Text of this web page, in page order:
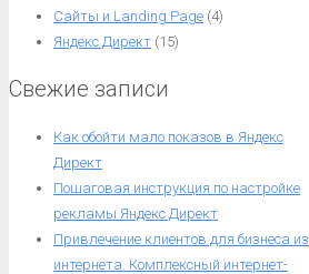
Сайты и Landing Page (4)
Яндекс Директ (15)
Свежие записи
Как обойти мало показов в Яндекс
Директ
Пошаговая инструкция по настройке
рекламы Яндекс Директ
Привлечение клиентов для бизнеса из
интернета. Комплексный интернет-